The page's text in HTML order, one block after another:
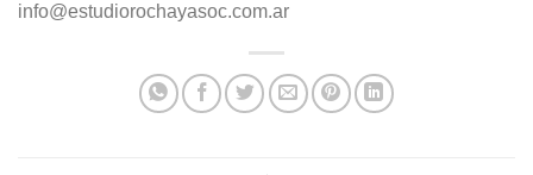
info@estudiorochayasoc.com.ar